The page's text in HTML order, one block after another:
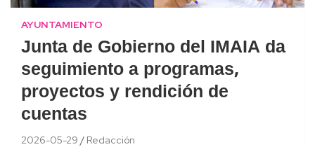
AYUNTAMIENTO
Junta de Gobierno del IMAIA da
seguimiento a programas,
proyectos y rendición de
cuentas
2026-05-29 Redacción